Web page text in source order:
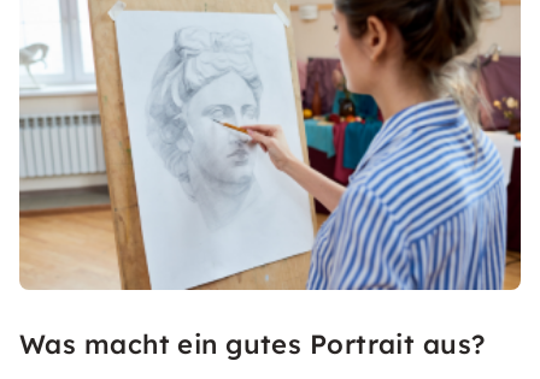
Was macht ein gutes Portrait aus?